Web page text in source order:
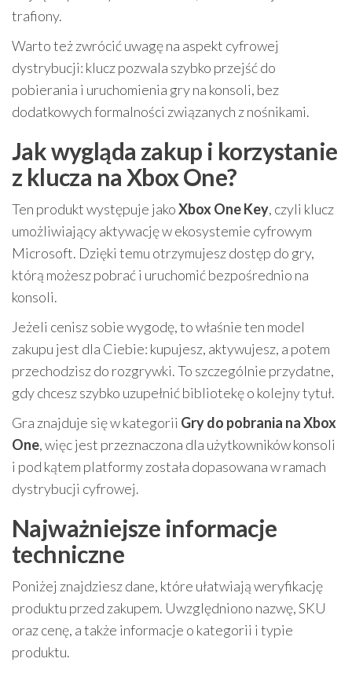
trafiony.
Warto też zwrócić uwagę na aspekt cyfrowej
dystrybucji: klucz pozwala szybko przejść do
pobierania i uruchomienia gry na konsoli, bez
dodatkowych formalności związanych z nośnikami.
Jak wygląda zakup i korzystanie
z klucza na Xbox One?
Ten produkt występuje jakoXbox One Key, czyli klucz
umożliwiający aktywację w ekosystemie cyfrowym
Microsoft. Dzięki temu otrzymujesz dostęp do gry,
którą możesz pobrać i uruchomić bezpośrednio na
konsoli.
Jeżeli cenisz sobie wygodę, to właśnie ten model
zakupu jest dla Ciebie: kupujesz, aktywujesz, a potem
przechodzisz do rozgrywki. To szczególnie przydatne,
gdy chcesz szybko uzupełnić bibliotekę o kolejny tytuł.
Gra znajduje się w kategorii Gry do pobrania na Xbox
One, więc jest przeznaczona dla użytkowników konsoli
i pod kątem platformy została dopasowana w ramach
dystrybucji cyfrowej.
Najważniejsze informacje
techniczne
Poniżej znajdziesz dane, które ułatwiają weryfikację
produktu przed zakupem. Uwzględniono nazwę, SKU
oraz cenę, a także informacje o kategorii i typie
produktu.